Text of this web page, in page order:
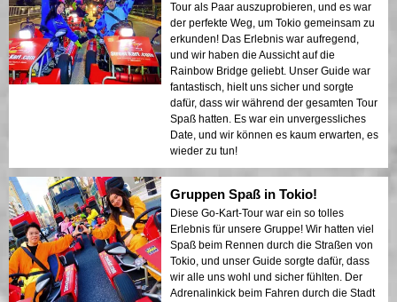
Tour als Paar auszuprobieren, und es war
der perfekte Weg, um Tokio gemeinsam zu
erkunden! Das Erlebnis war aufregend,
und wir haben die Aussicht auf die
Rainbow Bridge geliebt. Unser Guide war
fantastisch, hielt uns sicher und sorgte
dafür, dass wir während der gesamten Tour
Spaß hatten. Es war ein unvergessliches
Date, und wir können es kaum erwarten, es
wieder zu tun!
Gruppen Spaß in Tokio!
Diese Go-Kart-Tour war ein so tolles
Erlebnis für unsere Gruppe! Wir hatten viel
Spaß beim Rennen durch die Straßen von
Tokio, und unser Guide sorgte dafür, dass
wir alle uns wohl und sicher fühlten. Der
Adrenalinkick beim Fahren durch die Stadt